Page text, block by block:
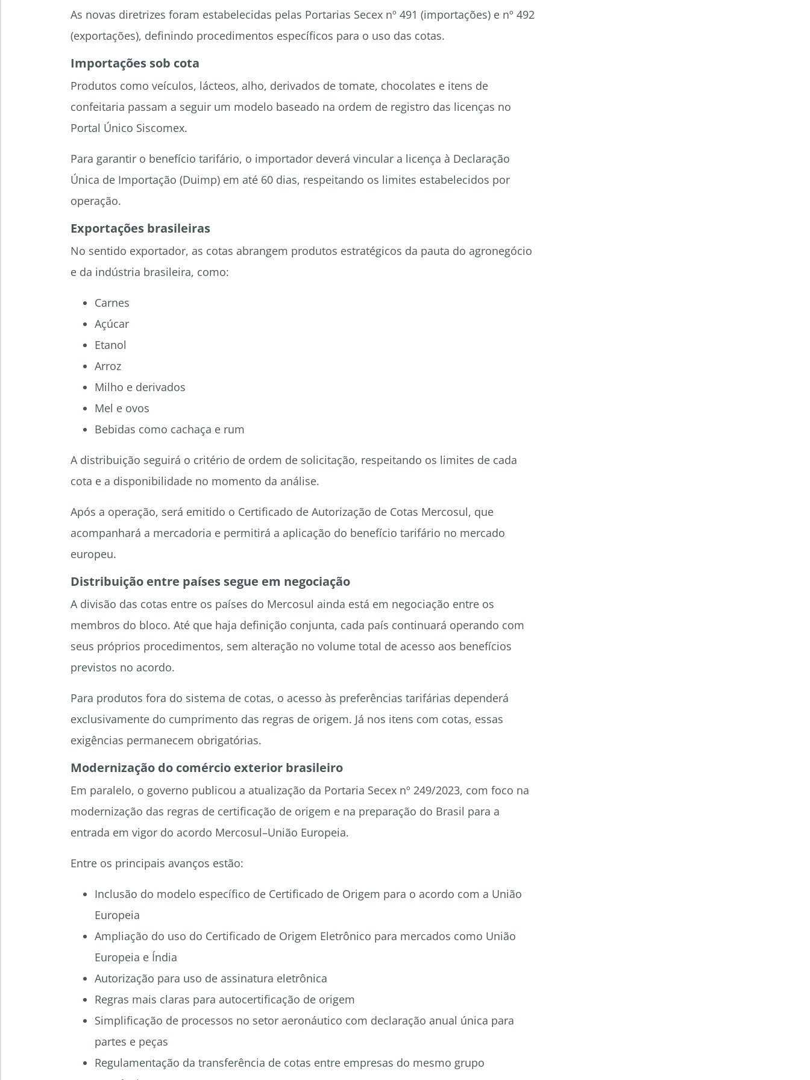
As novas diretrizes foram estabelecidas pelas Portarias Secex nº 491 (importações) e nº 492
(exportações), definindo procedimentos específicos para o uso das cotas.
Importações sob cota
Produtos como veículos, lácteos, alho, derivados de tomate, chocolates e itens de
confeitaria passam a seguir um modelo baseado na ordem de registro das licenças no
Portal Único Siscomex.
Para garantir o benefício tarifário, o importador deverá vincular a licença à Declaração
Única de Importação (Duimp) em até 60 dias, respeitando os limites estabelecidos por
operação.
Exportações brasileiras
No sentido exportador, as cotas abrangem produtos estratégicos da pauta do agronegócio
e da indústria brasileira, como:
Carnes
Açúcar
Etanol
Arroz
Milho e derivados
Mel e ovos
Bebidas como cachaça e rum
A distribuição seguirá o critério de ordem de solicitação, respeitando os limites de cada
cota e a disponibilidade no momento da análise.
Após a operação, será emitido o Certificado de Autorização de Cotas Mercosul, que
acompanhará a mercadoria e permitirá a aplicação do benefício tarifário no mercado
europeu.
Distribuição entre países segue em negociação
A divisão das cotas entre os países do Mercosul ainda está em negociação entre os
membros do bloco. Até que haja definição conjunta, cada país continuará operando com
seus próprios procedimentos, sem alteração no volume total de acesso aos benefícios
previstos no acordo.
Para produtos fora do sistema de cotas, o acesso às preferências tarifárias dependerá
exclusivamente do cumprimento das regras de origem. Já nos itens com cotas, essas
exigências permanecem obrigatórias.
Modernização do comércio exterior brasileiro
Em paralelo, o governo publicou a atualização da Portaria Secex nº 249/2023, com foco na
modernização das regras de certificação de origem e na preparação do Brasil para a
entrada em vigor do acordo Mercosul–União Europeia.
Entre os principais avanços estão:
Inclusão do modelo específico de Certificado de Origem para o acordo com a União
Europeia
Ampliação do uso do Certificado de Origem Eletrônico para mercados como União
Europeia e Índia
Autorização para uso de assinatura eletrônica
Regras mais claras para autocertificação de origem
Simplificação de processos no setor aeronáutico com declaração anual única para
partes e peças
Regulamentação da transferência de cotas entre empresas do mesmo grupo